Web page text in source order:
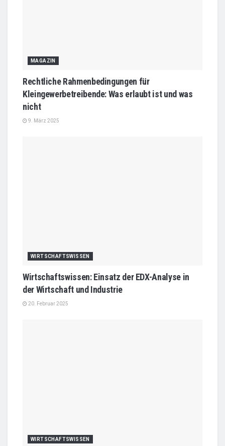
MAGAZIN
Rechtliche Rahmenbedingungen für
Kleingewerbetreibende: Was erlaubt ist und was
nicht
9. März 2025
WIRTSCHAFTSWISSEN
Wirtschaftswissen: Einsatz der EDX-Analyse in
der Wirtschaft und Industrie
20. Februar 2025
WIRTSCHAFTSWISSEN